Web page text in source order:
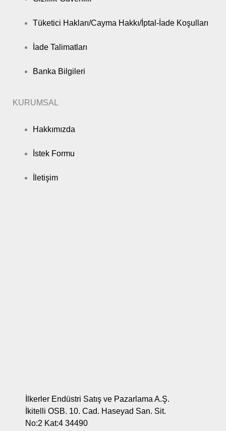
Tüketici Hakları/Cayma Hakkı/İptal-İade Koşulları
İade Talimatları
Banka Bilgileri
KURUMSAL
Hakkımızda
İstek Formu
İletişim
İlkerler Endüstri Satış ve Pazarlama A.Ş.
İkitelli OSB. 10. Cad. Haseyad San. Sit.
No:2 Kat:4 34490